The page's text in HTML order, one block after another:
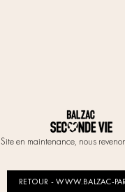
Site en maintenance, nous
RETOUR - WWW.BALZAC-